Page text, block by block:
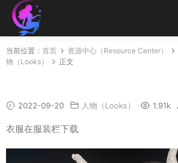
当前位置： 首页 资源中心（Resource Center）
物（Looks）
正文
2022-09-20 人物（Looks） 1.91k
衣服在服装栏下载